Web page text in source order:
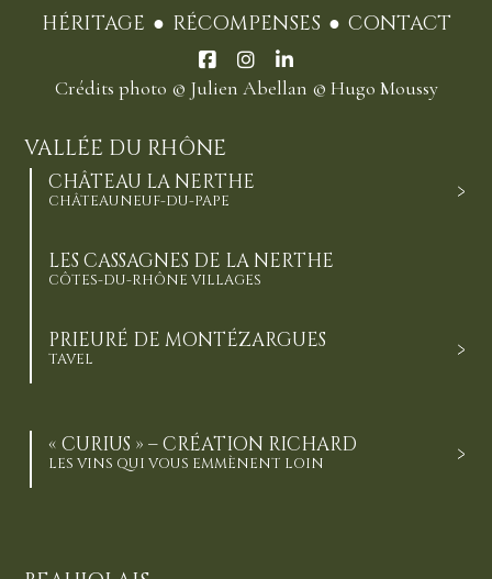
HÉRITAGE RÉCOMPENSES CONTACT
Crédits photo © Julien Abellan © Hugo Moussy
VALLÉE DU RHÔNE
CHÂTEAU LA NERTHE
CHÂTEAUNEUF-DU-PAPE
LES CASSAGNES DE LA NERTHE
CÔTES-DU-RHÔNE VILLAGES
PRIEURÉ DE MONTÉZARGUES
TAVEL
« CURIUS » – CRÉATION RICHARD
LES VINS QUI VOUS EMMÈNENT LOIN